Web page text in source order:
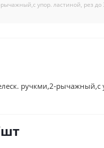
рычажный,с упор. ластиной, рез
ручкми,2-